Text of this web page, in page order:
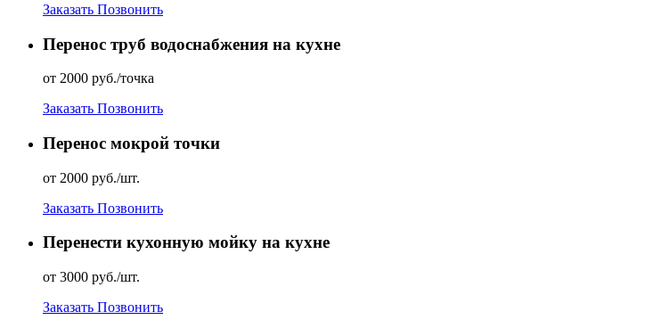
Заказать Позвонить
Перенос труб водоснабжения на кухне
от 2000 руб./точка
Заказать Позвонить
Перенос мокрой точки
от 2000 руб./шт.
Заказать Позвонить
Перенести кухонную мойку на кухне
от 3000 руб./шт.
Заказать Позвонить